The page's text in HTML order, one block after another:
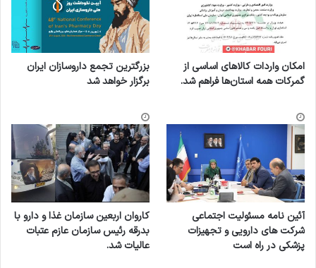
امکان واردات کالاهای اساسی از
گمرکات همه استان‌ها فراهم شد.
بزرگترین تجمع داروسازان ایران
برگزار خواهد شد
آئین نامه مسئولیت اجتماعی
شرکت های دارویی و تجهیزات
پزشکی در راه است
کاروان اربعین سازمان غذا و دارو با
بدرقه رئیس سازمان عازم عتبات
عالیات شد.